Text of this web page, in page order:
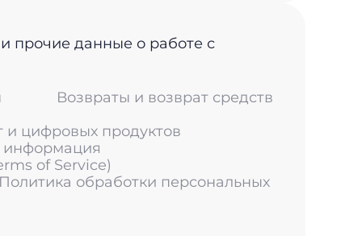
прочие данные о работе с
Возвраты и возврат средств
цифровых продуктов
информация
of Service)
обработки персональных